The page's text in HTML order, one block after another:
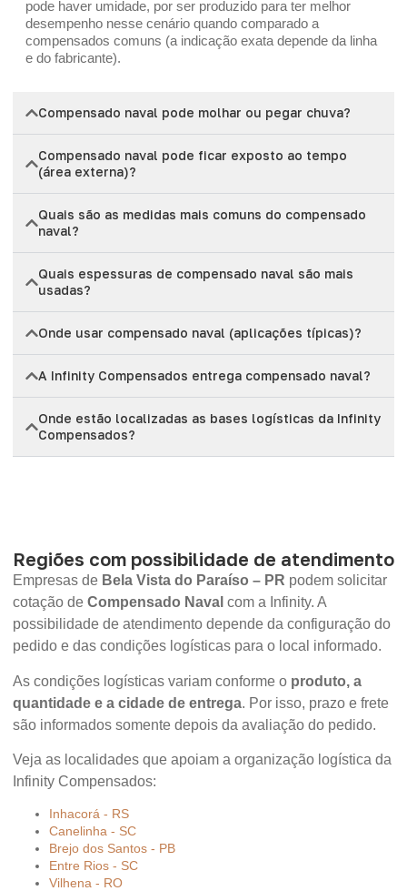
pode haver umidade, por ser produzido para ter melhor
desempenho nesse cenário quando comparado a
compensados comuns (a indicação exata depende da linha
e do fabricante).
Compensado naval pode molhar ou pegar chuva?
Compensado naval pode ficar exposto ao tempo
(área externa)?
Quais são as medidas mais comuns do compensado
naval?
Quais espessuras de compensado naval são mais
usadas?
Onde usar compensado naval (aplicações típicas)?
A Infinity Compensados entrega compensado naval?
Onde estão localizadas as bases logísticas da Infinity
Compensados?
Regiões com possibilidade de atendimento
Empresas de Bela Vista do Paraíso – PR podem solicitar
cotação de Compensado Naval com a Infinity. A
possibilidade de atendimento depende da configuração do
pedido e das condições logísticas para o local informado.
As condições logísticas variam conforme o produto, a
quantidade e a cidade de entrega. Por isso, prazo e frete
são informados somente depois da avaliação do pedido.
Veja as localidades que apoiam a organização logística da
Infinity Compensados:
Inhacorá - RS
Canelinha - SC
Brejo dos Santos - PB
Entre Rios - SC
Vilhena - RO